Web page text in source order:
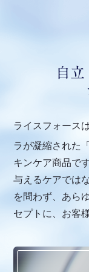
自立
ライスフォース
ラが凝縮された
キンケア商品です
与えるケアでは
を問わず、あら
セプトに、 お客